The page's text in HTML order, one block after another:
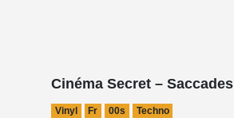
Cinéma Secret – Saccades
Vinyl Fr 00s Techno